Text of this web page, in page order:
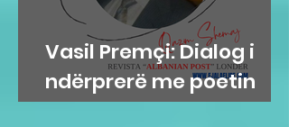
Vasil Premçi: Dialog i
ndërprerë me poetin
Qazim Shemaj